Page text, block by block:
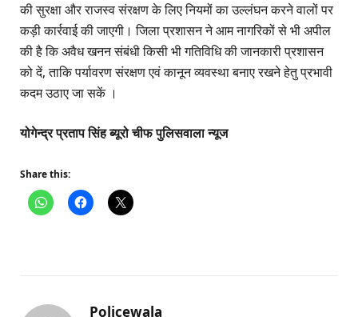
की सुरक्षा और राजस्व संरक्षण के लिए नियमों का उल्लंघन करने वालों पर
कड़ी कार्रवाई की जाएगी। जिला प्रशासन ने आम नागरिकों से भी अपील
की है कि अवैध खनन संबंधी किसी भी गतिविधि की जानकारी प्रशासन
को दें, ताकि पर्यावरण संरक्षण एवं कानून व्यवस्था बनाए रखने हेतु प्रभावी
कदम उठाए जा सकें ।
योगेन्द्र प्रताप सिंह ब्यूरो चीफ पुलिसवाला न्यूज
Share this:
Policewala